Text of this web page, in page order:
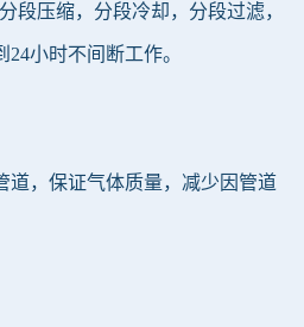
段压缩，分段冷却，分段过滤，
小时不间断工作。
道，保证气体质量，减少因管道